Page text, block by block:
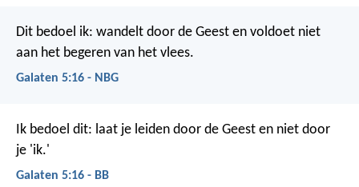
Dit bedoel ik: wandelt door de Geest en voldoet niet
aan het begeren van het vlees.
Galaten 5:16 - NBG
Ik bedoel dit: laat je leiden door de Geest en niet door
je 'ik.'
Galaten 5:16 - BB